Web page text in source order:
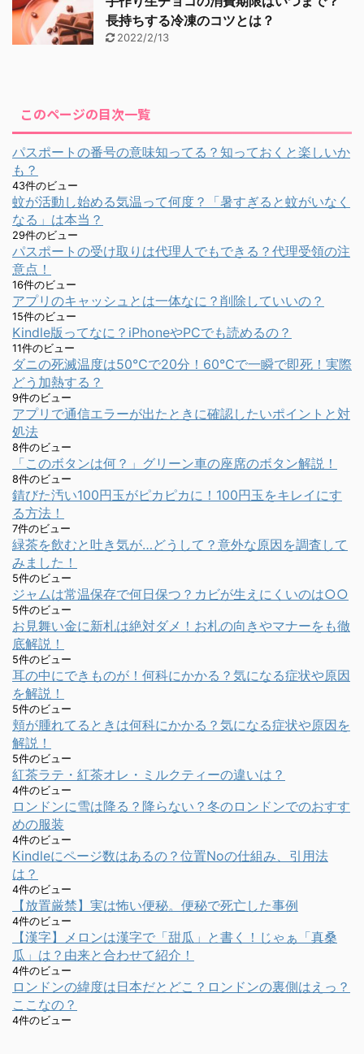
長持ちする冷凍のコツとは？
2022/2/13
このページの目次一覧
パスポートの番号の意味知ってる？知っておくと楽しいか
も？
43件のビュー
蚊が活動し始める気温って何度？「暑すぎると蚊がいなく
なる」は本当？
29件のビュー
パスポートの受け取りは代理人でもできる？代理受領の注
意点！
16件のビュー
アプリのキャッシュとは一体なに？削除していいの？
15件のビュー
Kindle版ってなに？iPhoneやPCでも読めるの？
11件のビュー
ダニの死滅温度は50℃で20分！60℃で一瞬で即死！実際
どう加熱する？
9件のビュー
アプリで通信エラーが出たときに確認したいポイントと対
処法
8件のビュー
「このボタンは何？」グリーン車の座席のボタン解説！
8件のビュー
錆びた汚い100円玉がピカピカに！100円玉をキレイにす
る方法！
7件のビュー
緑茶を飲むと吐き気が…どうして？意外な原因を調査して
みました！
5件のビュー
ジャムは常温保存で何日保つ？カビが生えにくいのは○○
5件のビュー
お見舞い金に新札は絶対ダメ！お札の向きやマナーをも徹
底解説！
5件のビュー
耳の中にできものが！何科にかかる？気になる症状や原因
を解説！
5件のビュー
頬が腫れてるときは何科にかかる？気になる症状や原因を
解説！
5件のビュー
紅茶ラテ・紅茶オレ・ミルクティーの違いは？
4件のビュー
ロンドンに雪は降る？降らない？冬のロンドンでのおすす
めの服装
4件のビュー
Kindleにページ数はあるの？位置Noの仕組み、引用法
は？
4件のビュー
【放置厳禁】実は怖い便秘。便秘で死亡した事例
4件のビュー
【漢字】メロンは漢字で「甜瓜」と書く！じゃぁ「真桑
瓜」は？由来と合わせて紹介！
4件のビュー
ロンドンの緯度は日本だとどこ？ロンドンの裏側はえっ？
ここなの？
4件のビュー